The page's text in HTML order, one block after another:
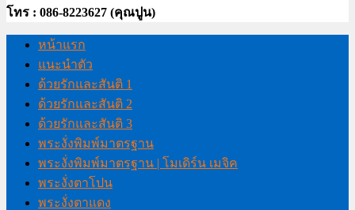
โทร : 086-8223627 (คุณปูน)
หน้าแรก
แนะนำตัว
ด้วยรักและสันติ 1
ด้วยรักและสันติ 2
ด้วยรักและสันติ 3
พระงั่งพิมพ์มาตรฐาน
พระงั่งพิมพ์มาตรฐาน | โมเดิร์น เมจิค
พระงั่งตาโปน
พระงั่งตาแดง